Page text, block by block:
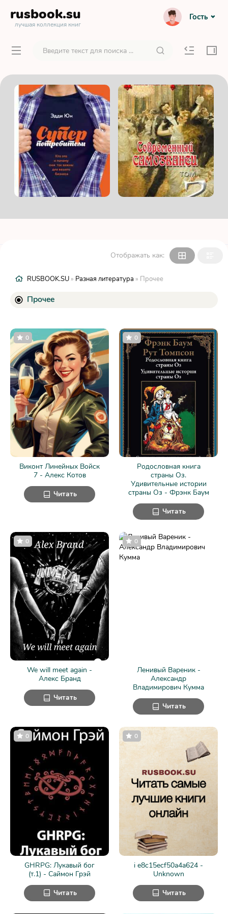
rusbook.su
лучшая коллекция книг
Гость
Отображать как:
RUSBOOK.SU » Разная литература » Прочее
Прочее
Виконт Линейных Войск
7 - Алекс Котов
0
Читать
Родословная книга
страны Оз.
Удивительные истории
страны Оз - Фрэнк Баум
0
Читать
We will meet again -
Алекс Бранд
0
Читать
Ленивый Вареник -
Александр
Владимирович Кумма
0
Читать
GHRPG: Лукавый бог
(т.1) - Саймон Грэй
0
Читать
i e8c15ecf50a4a624 -
Unknown
0
Читать